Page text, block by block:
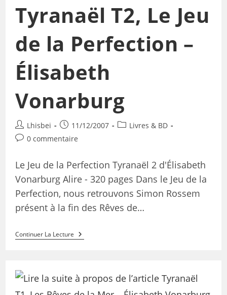
Tyranaël T2, Le Jeu
de la Perfection –
Élisabeth
Vonarburg
Lhisbei 11/12/2007
Livres & BD
0 commentaire
Le Jeu de la Perfection Tyranaël 2 d'Élisabeth
Vonarburg Alire - 320 pages Dans le Jeu de la
Perfection, nous retrouvons Simon Rossem
présent à la fin des Rêves de…
Continuer La Lecture